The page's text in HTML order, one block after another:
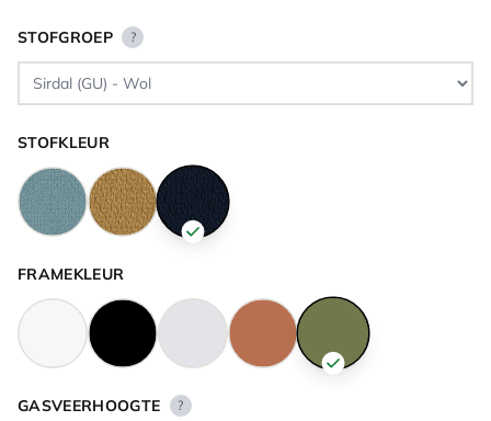
STOFGROEP ?
STOFKLEUR
FRAMEKLEUR
GASVEERHOOGTE ?